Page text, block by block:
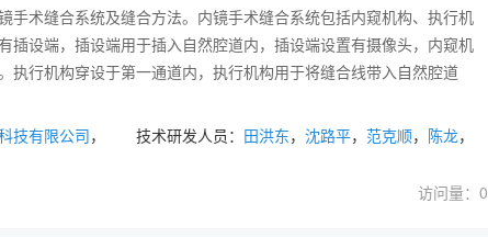
手术缝合系统及缝合方法。内镜手术缝合系统包括内窥机构、执行机
插设端，插设端用于插入自然腔道内，插设端设置有摄像头，内窥机
执行机构穿设于第一通道内，执行机构用于将缝合线带入自然腔道
技有限公司， 技术研发人员： 田洪东， 沈路平， 范克顺， 陈龙，
访问量：0